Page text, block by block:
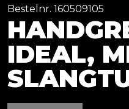
Bestelnr. 160509105
IDEAL,